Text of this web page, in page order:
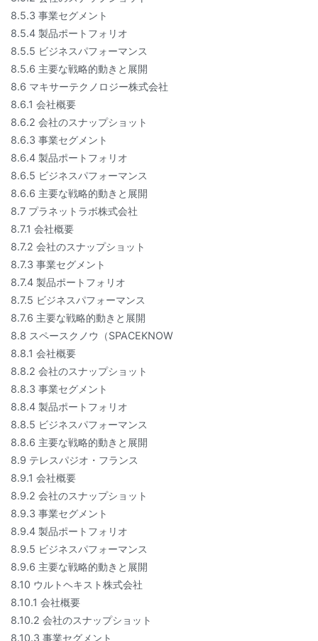
8.5.3 事業セグメント
8.5.4 製品ポートフォリオ
8.5.5 ビジネスパフォーマンス
8.5.6 主要な戦略的動きと展開
8.6 マキサーテクノロジー株式会社
8.6.1 会社概要
8.6.2 会社のスナップショット
8.6.3 事業セグメント
8.6.4 製品ポートフォリオ
8.6.5 ビジネスパフォーマンス
8.6.6 主要な戦略的動きと展開
8.7 プラネットラボ株式会社
8.7.1 会社概要
8.7.2 会社のスナップショット
8.7.3 事業セグメント
8.7.4 製品ポートフォリオ
8.7.5 ビジネスパフォーマンス
8.7.6 主要な戦略的動きと展開
8.8 スペースクノウ（SPACEKNOW
8.8.1 会社概要
8.8.2 会社のスナップショット
8.8.3 事業セグメント
8.8.4 製品ポートフォリオ
8.8.5 ビジネスパフォーマンス
8.8.6 主要な戦略的動きと展開
8.9 テレスパジオ・フランス
8.9.1 会社概要
8.9.2 会社のスナップショット
8.9.3 事業セグメント
8.9.4 製品ポートフォリオ
8.9.5 ビジネスパフォーマンス
8.9.6 主要な戦略的動きと展開
8.10 ウルトヘキスト株式会社
8.10.1 会社概要
8.10.2 会社のスナップショット
8.10.3 事業セグメント